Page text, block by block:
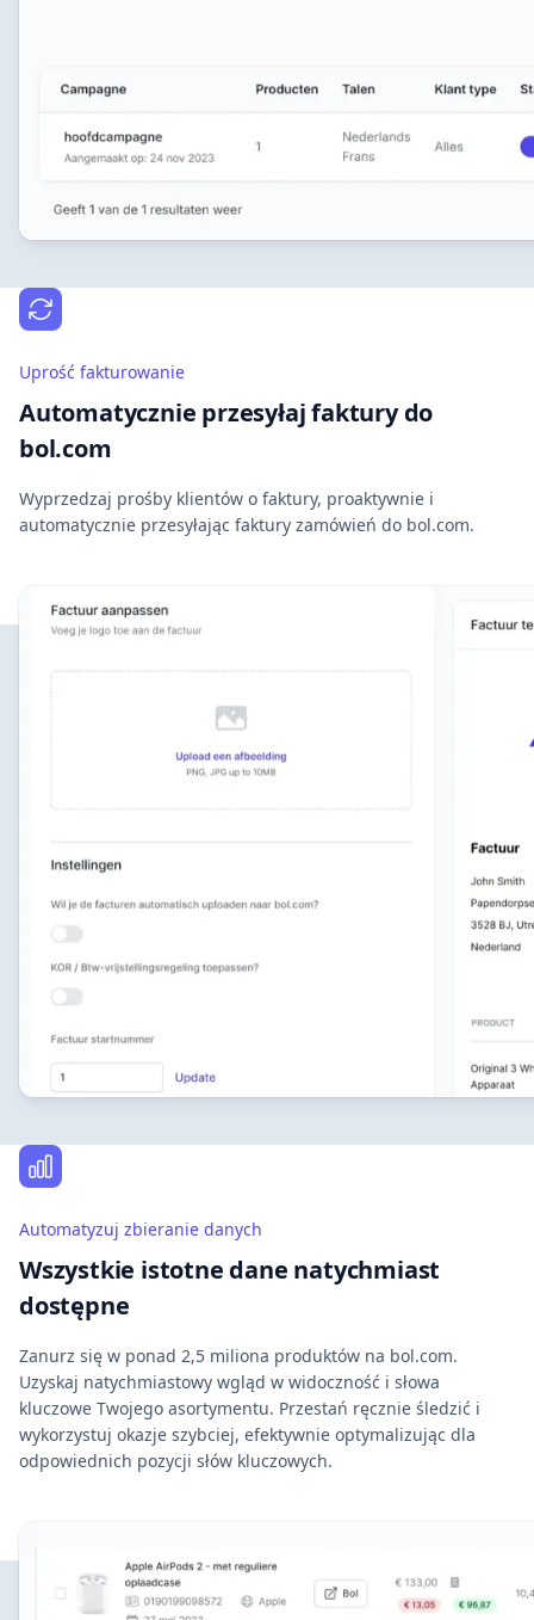
Uprość fakturowanie
Automatycznie przesyłaj faktury do
bol.com
Wyprzedzaj prośby klientów o faktury, proaktywnie i
automatycznie przesyłając faktury zamówień do bol.com.
Automatyzuj zbieranie danych
Wszystkie istotne dane natychmiast
dostępne
Zanurz się w ponad 2,5 miliona produktów na bol.com.
Uzyskaj natychmiastowy wgląd w widoczność i słowa
kluczowe Twojego asortymentu. Przestań ręcznie śledzić i
wykorzystuj okazje szybciej, efektywnie optymalizując dla
odpowiednich pozycji słów kluczowych.